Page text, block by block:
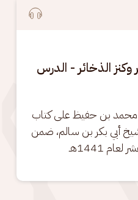
الذخائر - الدرس
محمد بن حفيظ على كتاب
أبي بكر بن سالم، ضمن
1441هـ